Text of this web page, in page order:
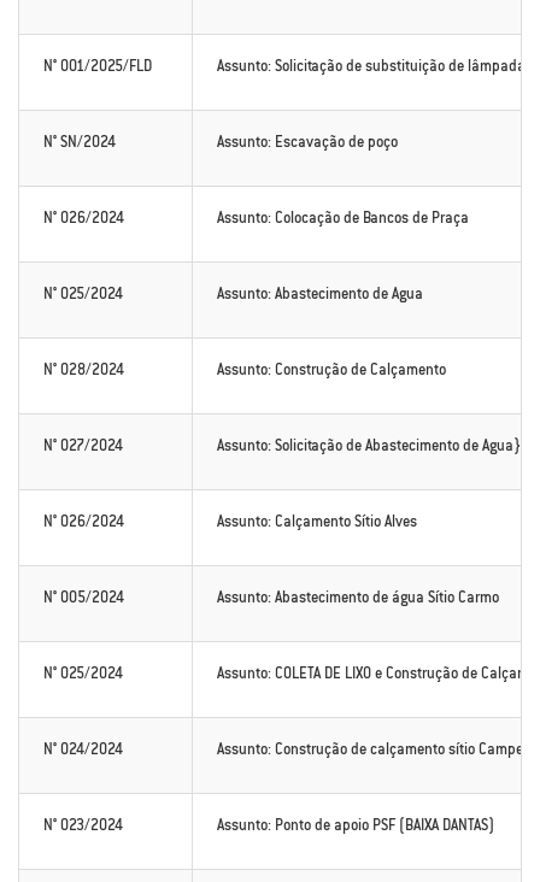
N° 001/2025/FLD Assunto: Solicitação de substituição de
N° SN/2024 Assunto: Escavação de poço
N° 026/2024 Assunto: Colocação de Bancos de Praça
N° 025/2024 Assunto: Abastecimento de Agua
N° 028/2024 Assunto: Construção de Calçamento
N° 027/2024 Assunto: Solicitação de Abastecimento de Agua}
N° 026/2024 Assunto: Calçamento Sítio Alves
N° 005/2024 Assunto: Abastecimento de água Sítio Carmo
N° 025/2024 Assunto: COLETA DE LIXO e Construção de
N° 024/2024 Assunto: Construção de calçamento sítio
N° 023/2024 Assunto: Ponto de apoio PSF (BAIXA DANTAS)